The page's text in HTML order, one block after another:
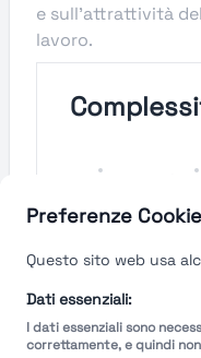
Preferenze Cookie
Questo sito web usa
Dati essenziali:
I dati essenziali sono
correttamente, e quindi
e sull'attrattività
lavoro.
Velocità
Molto